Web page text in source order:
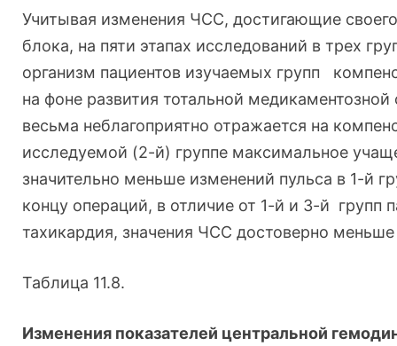
Учитывая изменения ЧСС, достигающие
блока, на пяти этапах исследований в трех
организм пациентов изучаемых групп
на фоне развития тотальной
весьма неблагоприятно отражается на
исследуемой (2-й) группе максимальное
значительно меньше изменений пульса в 1-й
концу операций, в отличие от 1-й и 3-й групп
тахикардия, значения ЧСС достоверно
Таблица 11.8.
Изменения показателей центральной